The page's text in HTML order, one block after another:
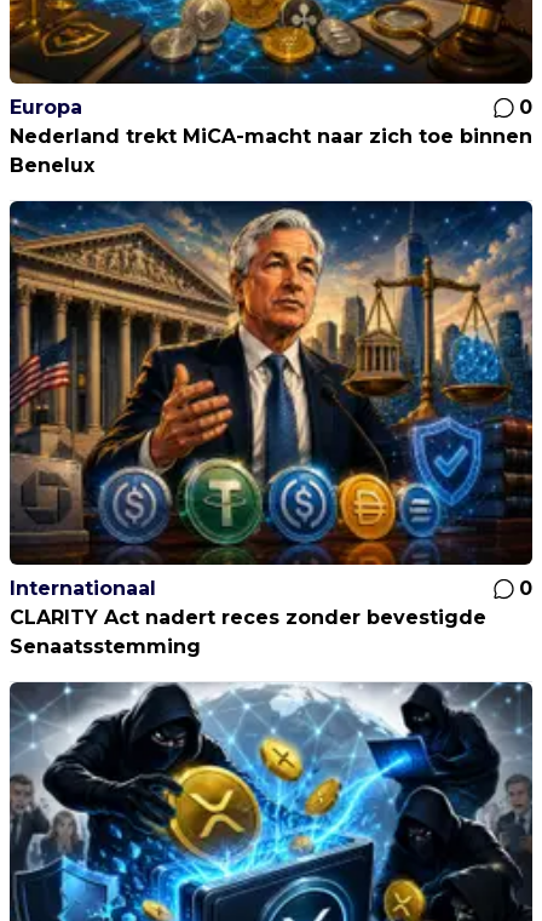
Europa
0
Nederland trekt MiCA-macht naar zich toe binnen
Benelux
Internationaal
0
CLARITY Act nadert reces zonder bevestigde
Senaatsstemming